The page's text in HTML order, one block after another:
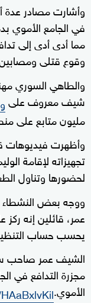
وأشارت مصادر عدة
في الجامع الأموي
مما أدى أدى إلى
وقوع قتلى
والطاهي السوري
شيف معروف على
مليون متابع على
وأظهرت فيديوهات
تجهيزاته لإقامة
لحضورها وتناول
ووجه بعض النشطاء
عمر، قائلين إنه
يحسب حساب
الشيف عمر صاحب
مجزرة التدافع في
الأموي.